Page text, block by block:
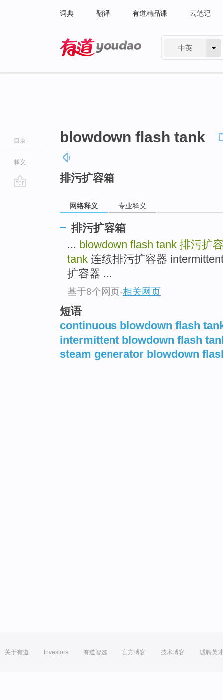
词典 翻译 有道精品课 云笔记
中英
目录
释义
blowdown flash tank
排污扩容箱
网络释义 专业释义
排污扩容箱
... blowdown flash tank 排污扩
tank 连续排污扩容器
扩容器 ...
基于8个网页-相关网页
短语
continuous blowdown flash
intermittent blowdown flash
steam generator blowdown
关于有道 Investors 有道智选 官方博客 技术博客 诚聘英才